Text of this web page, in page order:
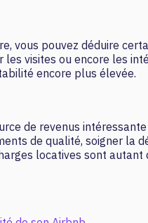
vous pouvez déduire
visites ou encore les
encore plus élevée.
de revenus
de qualité, soigner la
locatives sont